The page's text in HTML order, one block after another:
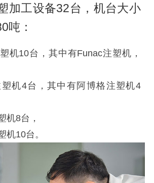
加工设备32台，机台大小
吨：
机10台，其中有Funac注塑机，
机4台，其中有阿博格注塑机4
机8台，
机10台。